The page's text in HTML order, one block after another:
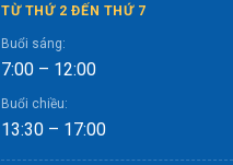
TỪ THỨ 2 ĐẾN THỨ 7
Buổi sáng:
7:00 – 12:00
Buổi chiều:
13:30 – 17:00